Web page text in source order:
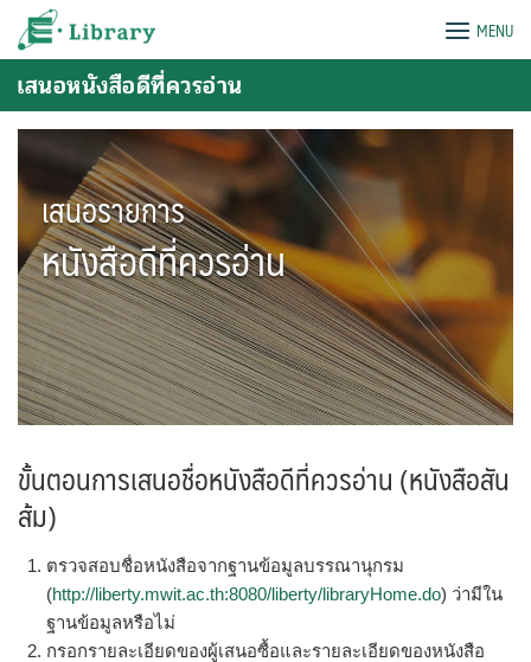
Skip
e-Library MENU
เสนอหนังสือดีที่ควรอ่าน
เสนอรายการ
หนังสือดีที่ควรอ่าน
ขั้นตอนการเสนอชื่อหนังสือดีที่ควรอ่าน (หนังสือสัน
ส้ม)
ตรวจสอบชื่อหนังสือจากฐานข้อมูลบรรณานุกรม
(http://liberty.mwit.ac.th:8080/liberty/libraryHome.do) ว่ามีใน
ฐานข้อมูลหรือไม่
กรอกรายละเอียดของผู้เสนอซื้อและรายละเอียดของหนังสือ